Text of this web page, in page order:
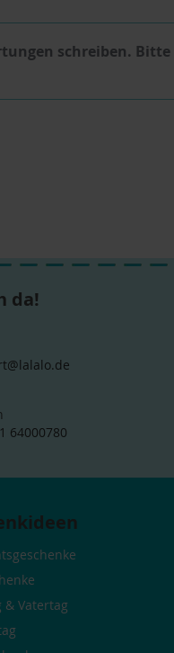
schreiben. Bitte
da!
64000780
& Vatertag